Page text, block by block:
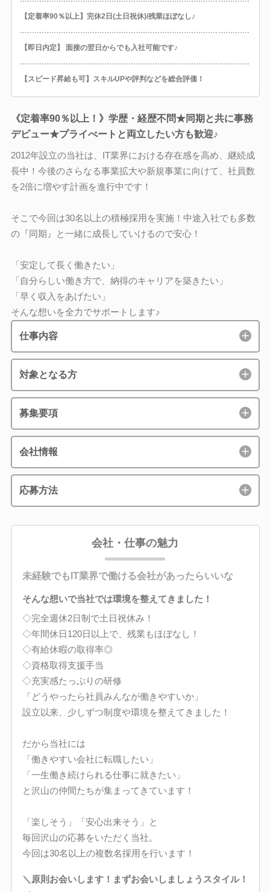
【定着率90％以上】完休2日(土日祝休)/残業ほぼなし♪
【即日内定】 面接の翌日からでも入社可能です♪
【スピード昇給も可】スキルUPや評判などを総合評価！
《定着率90％以上！》学歴・経歴不問★同期と共に事務
デビュー★プライべートと両立したい方も歓迎♪
2012年設立の当社は、IT業界における存在感を高め、継続成
長中！今後のさらなる事業拡大や新規事業に向けて、社員数
を2倍に増やす計画を進行中です！
そこで今回は30名以上の積極採用を実施！中途入社でも多数
の『同期』と一緒に成長していけるので安心！
「安定して長く働きたい」
「自分らしい働き方で、納得のキャリアを築きたい」
「早く収入をあげたい」
そんな想いを全力でサポートします♪
仕事内容
対象となる方
募集要項
会社情報
応募方法
会社・仕事の魅力
未経験でもIT業界で働ける会社があったらいいな
そんな想いで当社では環境を整えてきました！
◇完全週休2日制で土日祝休み！
◇年間休日120日以上で、残業もほぼなし！
◇有給休暇の取得率◎
◇資格取得支援手当
◇充実感たっぷりの研修
「どうやったら社員みんなが働きやすいか」
設立以来、少しずつ制度や環境を整えてきました！
だから当社には
「働きやすい会社に転職したい」
「一生働き続けられる仕事に就きたい」
と沢山の仲間たちが集まってきています！
「楽しそう」「安心出来そう」と
毎回沢山の応募をいただく当社。
今回は30名以上の複数名採用を行います！
＼原則お会いします！まずお会いしましょうスタイル！